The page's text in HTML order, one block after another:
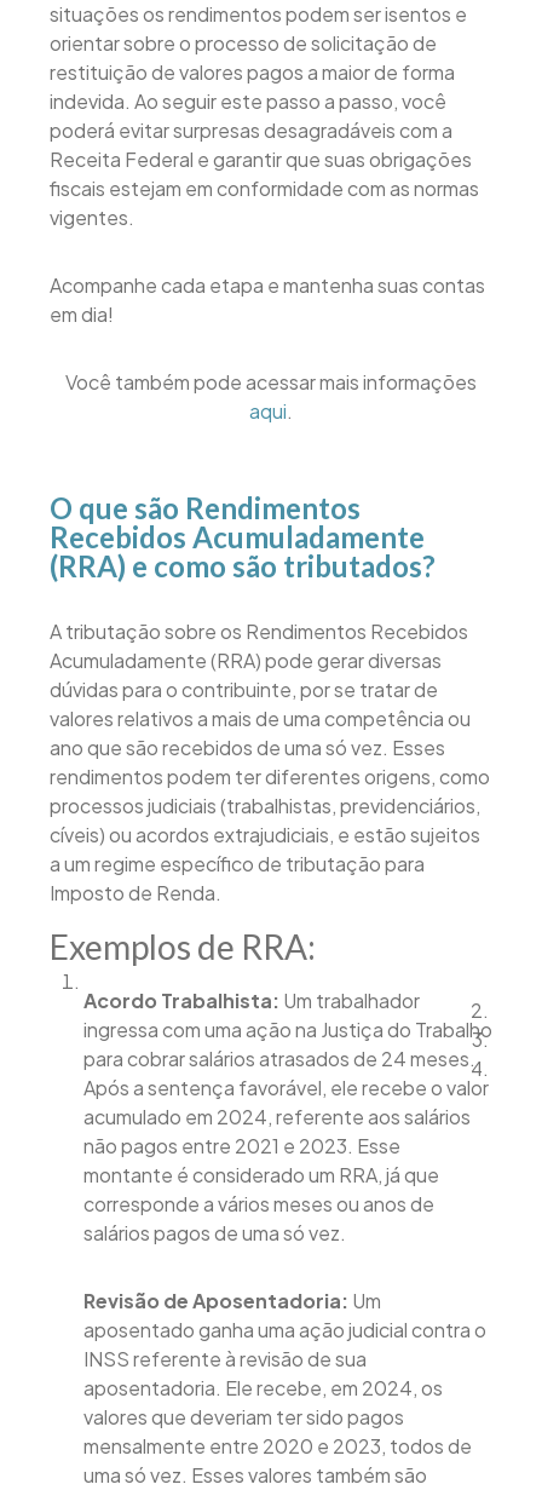
situações os rendimentos podem ser isentos e
orientar sobre o processo de solicitação de
restituição de valores pagos a maior de forma
indevida. Ao seguir este passo a passo, você
poderá evitar surpresas desagradáveis com a
Receita Federal e garantir que suas obrigações
fiscais estejam em conformidade com as normas
vigentes.
Acompanhe cada etapa e mantenha suas contas
em dia!
Você também pode acessar mais informações
aqui.
O que são Rendimentos
Recebidos Acumuladamente
(RRA) e como são tributados?
A tributação sobre os Rendimentos Recebidos
Acumuladamente (RRA) pode gerar diversas
dúvidas para o contribuinte, por se tratar de
valores relativos a mais de uma competência ou
ano que são recebidos de uma só vez. Esses
rendimentos podem ter diferentes origens, como
processos judiciais (trabalhistas, previdenciários,
cíveis) ou acordos extrajudiciais, e estão sujeitos
a um regime específico de tributação para
Imposto de Renda.
Exemplos de RRA:
Acordo Trabalhista: Um trabalhador
ingressa com uma ação na Justiça do Trabalho
para cobrar salários atrasados de 24 meses.
Após a sentença favorável, ele recebe o valor
acumulado em 2024, referente aos salários
não pagos entre 2021 e 2023. Esse
montante é considerado um RRA, já que
corresponde a vários meses ou anos de
salários pagos de uma só vez.
Revisão de Aposentadoria: Um
aposentado ganha uma ação judicial contra o
INSS referente à revisão de sua
aposentadoria. Ele recebe, em 2024, os
valores que deveriam ter sido pagos
mensalmente entre 2020 e 2023, todos de
uma só vez. Esses valores também são